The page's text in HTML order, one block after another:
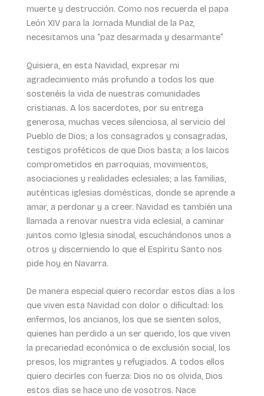
muerte y destrucción. Como nos recuerda el papa
León XIV para la Jornada Mundial de la Paz,
necesitamos una “paz desarmada y desarmante”
Quisiera, en esta Navidad, expresar mi
agradecimiento más profundo a todos los que
sostenéis la vida de nuestras comunidades
cristianas. A los sacerdotes, por su entrega
generosa, muchas veces silenciosa, al servicio del
Pueblo de Dios; a los consagrados y consagradas,
testigos proféticos de que Dios basta; a los laicos
comprometidos en parroquias, movimientos,
asociaciones y realidades eclesiales; a las familias,
auténticas iglesias domésticas, donde se aprende a
amar, a perdonar y a creer. Navidad es también una
llamada a renovar nuestra vida eclesial, a caminar
juntos como Iglesia sinodal, escuchándonos unos a
otros y discerniendo lo que el Espíritu Santo nos
pide hoy en Navarra.
De manera especial quiero recordar estos días a los
que viven esta Navidad con dolor o dificultad: los
enfermos, los ancianos, los que se sienten solos,
quienes han perdido a un ser querido, los que viven
la precariedad económica o de exclusión social, los
presos, los migrantes y refugiados. A todos ellos
quiero decirles con fuerza: Dios no os olvida, Dios
estos días se hace uno de vosotros. Nace